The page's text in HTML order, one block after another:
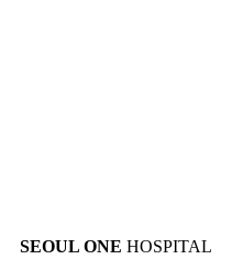
SEOUL ONE HOSPITAL